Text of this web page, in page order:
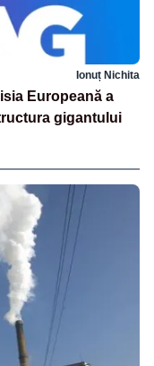
Ionuț Nichita
Europeană a
gigantului